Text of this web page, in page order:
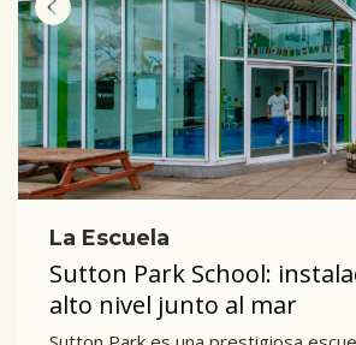
La Escuela
Sutton Park School:
alto nivel junto al mar